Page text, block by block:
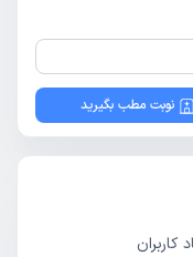
نوبت مطب بگیرید
کاربران